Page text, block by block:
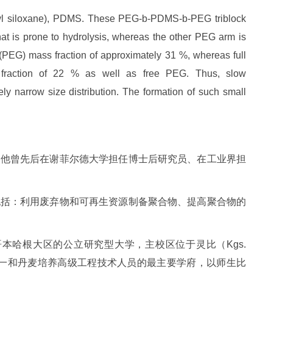
PDMS. These PEG-b-PDMS-b-PEG triblock
is prone to hydrolysis, whereas the other PEG arm is
mass fraction of approximately 31 %, whereas full
of 22 % as well as free PEG. Thus, slow
narrow size distribution. The formation of such small
先后在谢菲尔德大学担任博士后研究员、在工业界担
利用废弃物和可再生资源制备聚合物、提高聚合物的
哈根大区的公立研究型大学，主校区位于灵比（Kgs.
和丹麦培养高级工程技术人员的最主要学府，以师生比